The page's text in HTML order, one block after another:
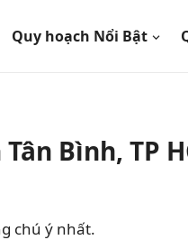
Quy hoạch Nổi Bật
Bình, TP
chú ý nhất.